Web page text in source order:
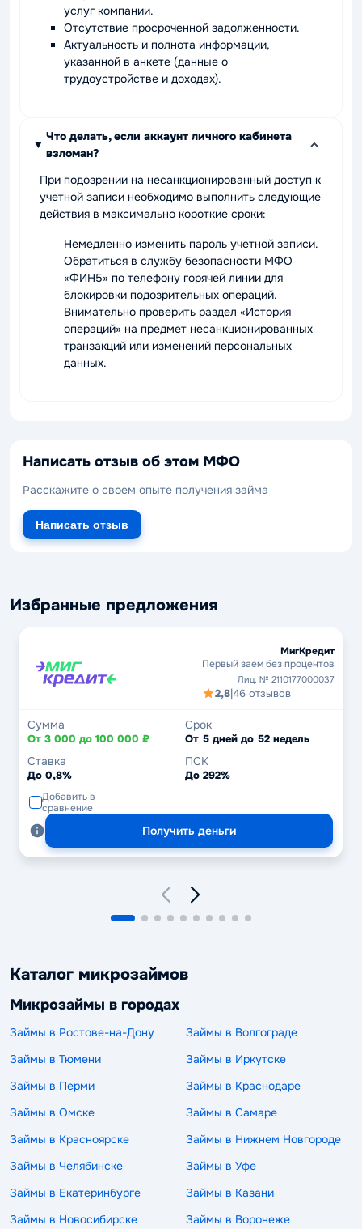
услуг компании.
Отсутствие просроченной задолженности.
Актуальность и полнота информации,
указанной в анкете (данные о
трудоустройстве и доходах).
Что делать, если аккаунт личного кабинета
взломан?
При подозрении на несанкционированный доступ к
учетной записи необходимо выполнить следующие
действия в максимально короткие сроки:
Немедленно изменить пароль учетной записи.
Обратиться в службу безопасности МФО
«ФИН5» по телефону горячей линии для
блокировки подозрительных операций.
Внимательно проверить раздел «История
операций» на предмет несанкционированных
транзакций или изменений персональных
данных.
Написать отзыв об этом МФО
Расскажите о своем опыте получения займа
Написать отзыв
Избранные предложения
МигКредит
Первый заем без процентов
Лиц. № 2110177000037
2,8|46 отзывов
Сумма
От 3 000 до 100 000 ₽
Срок
От 5 дней до 52 недель
Ставка
До 0,8%
ПСК
До 292%
Добавить в
сравнение
Получить деньги
Каталог микрозаймов
Микрозаймы в городах
Займы в Ростове-на-Дону
Займы в Волгограде
Займы в Тюмени
Займы в Иркутске
Займы в Перми
Займы в Краснодаре
Займы в Омске
Займы в Самаре
Займы в Красноярске
Займы в Нижнем Новгороде
Займы в Челябинске
Займы в Уфе
Займы в Екатеринбурге
Займы в Казани
Займы в Новосибирске
Займы в Воронеже